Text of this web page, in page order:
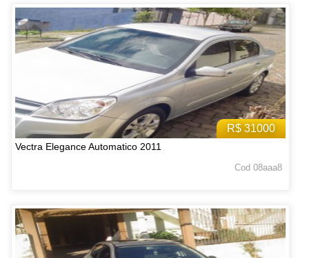
R$ 31000
Vectra Elegance Automatico 2011
Cod 08aaa8